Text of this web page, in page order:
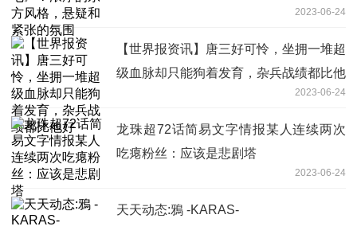
2023-06-24
【世界报资讯】唐三好可怜，坐拥一堆超
级血脉却只能狗着发育，杂兵战绩都比他
2023-06-24
龙珠超72话简易文字情报某人连续两次
吃瘪粉丝：应该是悲剧塔
2023-06-24
天天动态:鴉 -KARAS-